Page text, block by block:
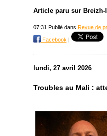
Article paru sur
07:31 Publié dans Revue de
Facebook |
lundi, 27 avril 2026
Troubles au Mali :